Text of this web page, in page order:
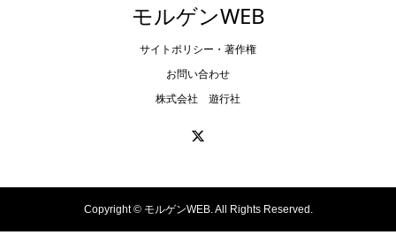
モルゲンWEB
サイトポリシー・著作権
お問い合わせ
株式会社 遊行社
Copyright ©モルゲンWEB. All Rights Reserved.